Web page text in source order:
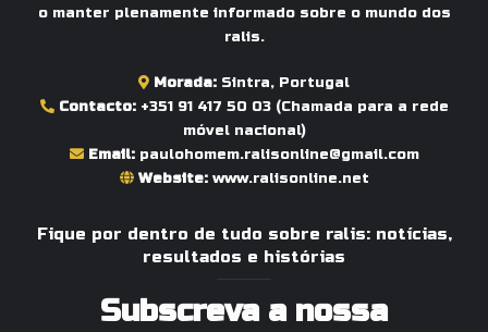
o manter plenamente informado sobre o mundo dos
ralis.
Morada: Sintra, Portugal
Contacto: +351 91 417 50 03(Chamada para a rede
móvel nacional)
Email: paulohomem.ralisonline@gmail.com
Website: www.ralisonline.net
Fique por dentro de tudo sobre ralis: notícias,
resultados e histórias
Subscreva a nossa